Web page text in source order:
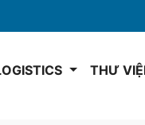
THƯ